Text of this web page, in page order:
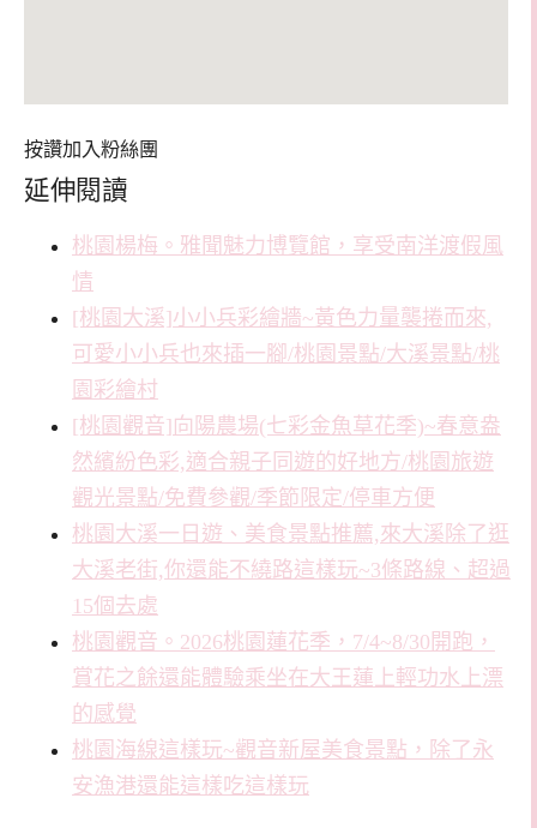
按讚加入粉絲團
延伸閱讀
桃園楊梅。雅聞魅力博覽館，享受南洋渡假風
情
[桃園大溪]小小兵彩繪牆~黃色力量襲捲而來,
可愛小小兵也來插一腳/桃園景點/大溪景點/桃
園彩繪村
[桃園觀音]向陽農場(七彩金魚草花季)~春意盎
然繽紛色彩,適合親子同遊的好地方/桃園旅遊
觀光景點/免費參觀/季節限定/停車方便
桃園大溪一日遊、美食景點推薦,來大溪除了逛
大溪老街,你還能不繞路這樣玩~3條路線、超過
15個去處
桃園觀音。2026桃園蓮花季，7/4~8/30開跑，
賞花之餘還能體驗乘坐在大王蓮上輕功水上漂
的感覺
桃園海線這樣玩~觀音新屋美食景點，除了永
安漁港還能這樣吃這樣玩